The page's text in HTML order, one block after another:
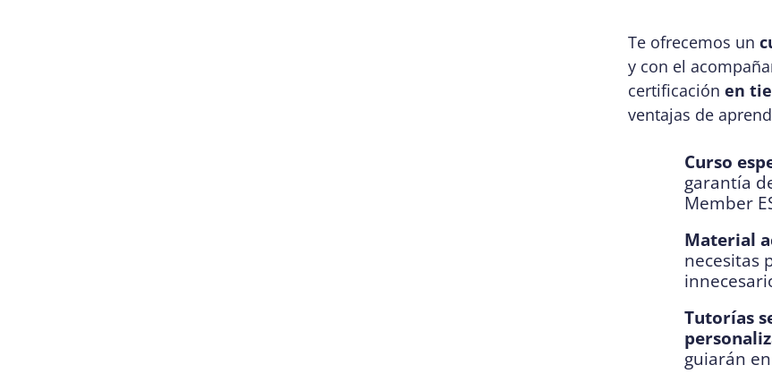
Te ofrecemos un
y con el
certificación en
ventajas de
Curso
garantía
Member
Material
necesitas
Tutorías
guiarán